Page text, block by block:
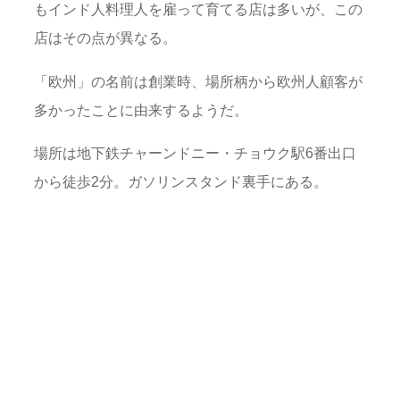
もインド人料理人を雇って育てる店は多いが、この
店はその点が異なる。
「欧州」の名前は創業時、場所柄から欧州人顧客が
多かったことに由来するようだ。
場所は地下鉄チャーンドニー・チョウク駅6番出口
から徒歩2分。ガソリンスタンド裏手にある。